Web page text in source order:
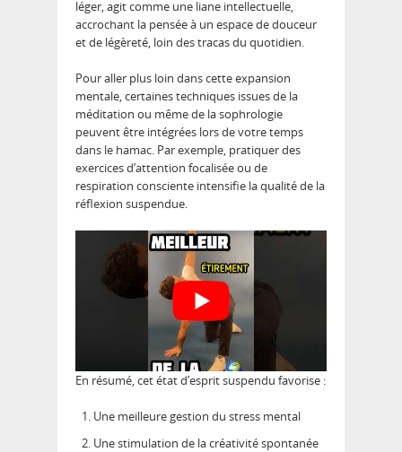
léger, agit comme une liane intellectuelle,
accrochant la pensée à un espace de douceur
et de légèreté, loin des tracas du quotidien.
Pour aller plus loin dans cette expansion
mentale, certaines techniques issues de la
méditation ou même de la sophrologie
peuvent être intégrées lors de votre temps
dans le hamac. Par exemple, pratiquer des
exercices d’attention focalisée ou de
respiration consciente intensifie la qualité de la
réflexion suspendue.
En résumé, cet état d’esprit suspendu favorise :
Une meilleure gestion du stress mental
Une stimulation de la créativité spontanée